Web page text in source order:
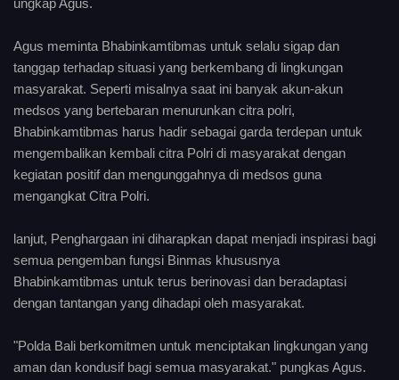
ungkap Agus.
Agus meminta Bhabinkamtibmas untuk selalu sigap dan
tanggap terhadap situasi yang berkembang di lingkungan
masyarakat. Seperti misalnya saat ini banyak akun-akun
medsos yang bertebaran menurunkan citra polri,
Bhabinkamtibmas harus hadir sebagai garda terdepan untuk
mengembalikan kembali citra Polri di masyarakat dengan
kegiatan positif dan mengunggahnya di medsos guna
mengangkat Citra Polri.
lanjut, Penghargaan ini diharapkan dapat menjadi inspirasi bagi
semua pengemban fungsi Binmas khususnya
Bhabinkamtibmas untuk terus berinovasi dan beradaptasi
dengan tantangan yang dihadapi oleh masyarakat.
"Polda Bali berkomitmen untuk menciptakan lingkungan yang
aman dan kondusif bagi semua masyarakat." pungkas Agus.